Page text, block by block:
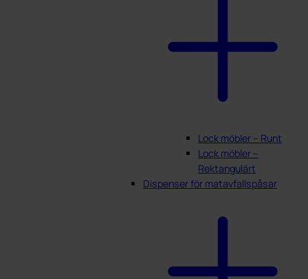
Lock möbler – Runt
Lock möbler –
Rektangulärt
Dispenser för matavfallspåsar